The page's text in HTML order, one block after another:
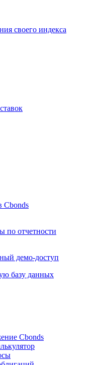
своего индекса
Cbonds
по отчетности
демо-доступ
базу данных
Cbonds